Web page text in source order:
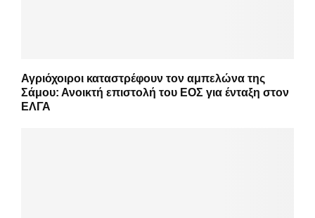
Αγριόχοιροι καταστρέφουν τον αμπελώνα της
Σάμου: Ανοικτή επιστολή του ΕΟΣ για ένταξη στον
ΕΛΓΑ